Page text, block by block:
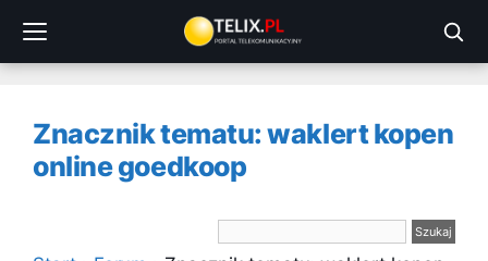
treści
Znacznik tematu: waklert kopen
online goedkoop